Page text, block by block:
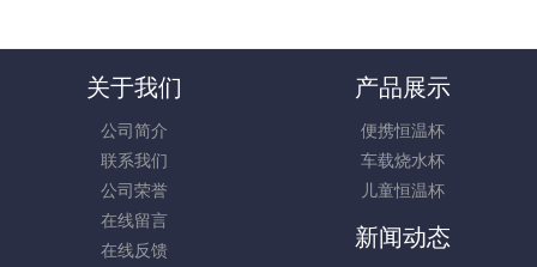
关于我们
公司简介
联系我们
公司荣誉
在线留言
在线反馈
产品展示
便携恒温杯
车载烧水杯
儿童恒温杯
新闻动态